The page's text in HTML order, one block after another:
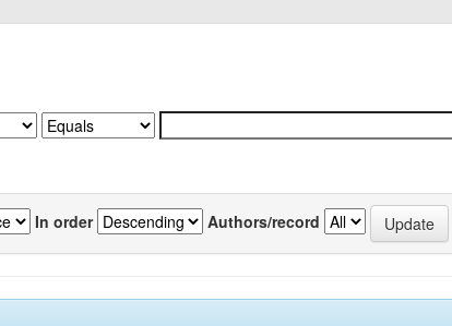
In order Authors/record